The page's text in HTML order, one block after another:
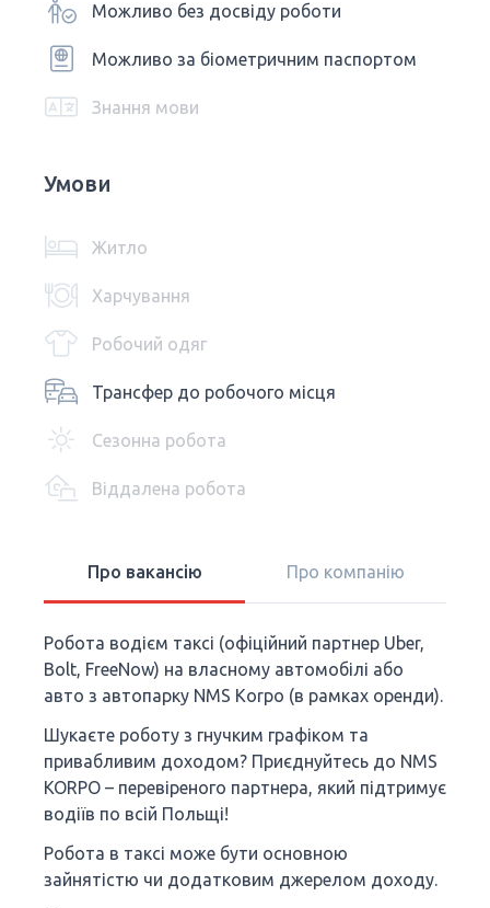
Можливо без досвіду роботи
Можливо за біометричним паспортом
Знання мови
Умови
Житло
Харчування
Робочий одяг
Трансфер до робочого місця
Сезонна робота
Віддалена робота
Про вакансію Про компанію
Робота водієм таксі (офіційний партнер Uber,
Bolt, FreeNow) на власному автомобілі або
авто з автопарку NMS Korpo (в рамках оренди).
Шукаєте роботу з гнучким графіком та
привабливим доходом? Приєднуйтесь до NMS
KORPO – перевіреного партнера, який підтримує
водіїв по всій Польщі!
Робота в таксі може бути основною
зайнятістю чи додатковим джерелом доходу.